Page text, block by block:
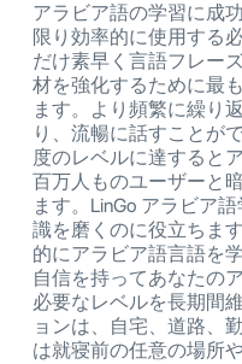
アラビア語の学習に成
限り効率的に使用する
だけ素早く言語フレー
材を強化するために最
ます。より頻繁に繰り
り、流暢に話すことが
度のレベルに達すると
百万人ものユーザーと
ます。LinGo アラビア
識を磨くのに役立ちま
的にアラビア語言語を
自信を持ってあなたの
必要なレベルを長期間
ョンは、自宅、道路、
は就寝前の任意の場所